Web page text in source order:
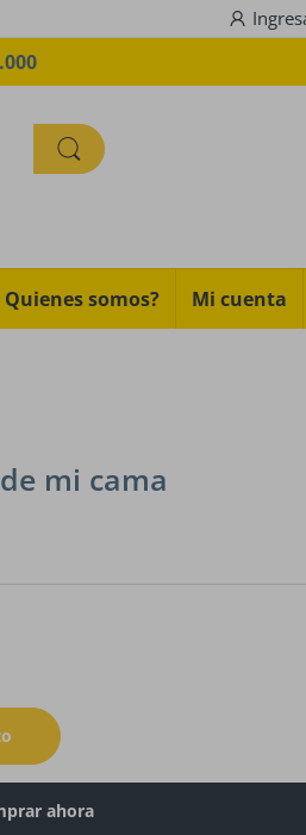
Quienes somos? Mi cuenta
mi cama
ahora